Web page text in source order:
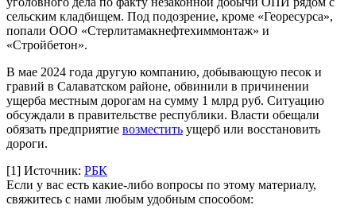
сельским кладбищем. Под подозрение, кроме «Георесурса»,
попали ООО «Стерлитамакнефтехиммонтаж» и
«Стройбетон».
В мае 2024 года другую компанию, добывающую песок и
гравий в Салаватском районе, обвинили в причинении
ущерба местным дорогам на сумму 1 млрд руб. Ситуацию
обсуждали в правительстве республики. Власти обещали
обязать предприятие возместить ущерб или восстановить
дороги.
[1] Источник: РБК
Если у вас есть какие-либо вопросы по этому материалу,
свяжитесь с нами любым удобным способом: